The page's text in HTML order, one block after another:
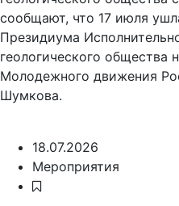
сообщают, что 17 июля
Президиума
геологического общества
Молодежного движения
Шумкова.
18.07.2026
Мероприятия